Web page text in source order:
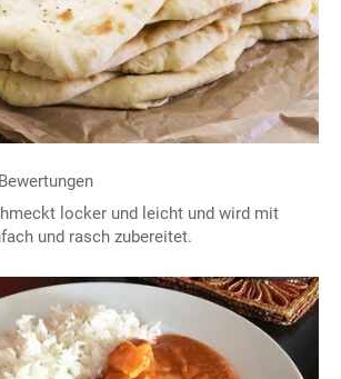
locker und leicht und wird mit
und rasch zubereitet.